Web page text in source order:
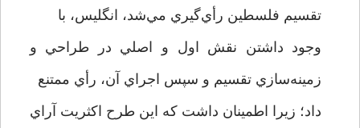
تقسيم فلسطين رأي‌گيري مي‌شد، انگليس، با
وجود داشتن نقش اول و اصلي در طراحي و
زمينه‌سازي تقسيم و سپس اجراي آن، رأي ممتنع
داد؛ زيرا اطمينان داشت كه اين طرح اكثريت آراي